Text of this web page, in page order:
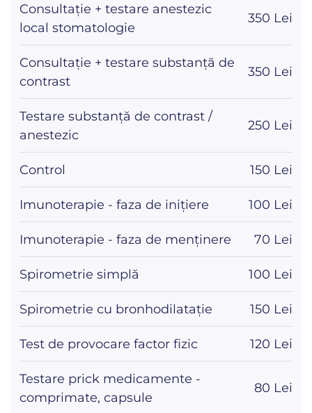
Consultație + testare anestezic
local stomatologie
350 Lei
Consultație + testare substanță de
contrast
350 Lei
Testare substanță de contrast /
anestezic
250 Lei
Control 150 Lei
Imunoterapie - faza de inițiere 100 Lei
Imunoterapie - faza de menținere 70 Lei
Spirometrie simplă 100 Lei
Spirometrie cu bronhodilatație 150 Lei
Test de provocare factor fizic 120 Lei
Testare prick medicamente -
comprimate, capsule
80 Lei